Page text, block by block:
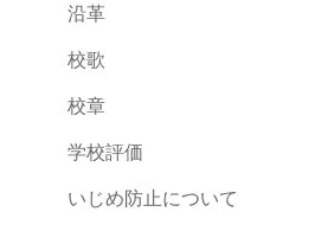
沿革
校歌
校章
学校評価
いじめ防止について